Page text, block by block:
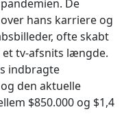
De
hans karriere og
ofte skabt
et tv-afsnits længde.
indbragte
den aktuelle
$850.000 og $1,4